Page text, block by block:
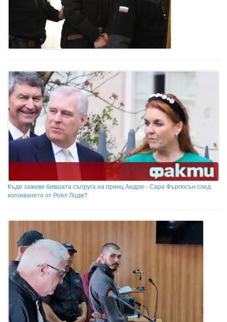
Къде заживя бившата съпруга на принц Андрю - Сара Фъргюсън след
изгонването от Роял Лодж?